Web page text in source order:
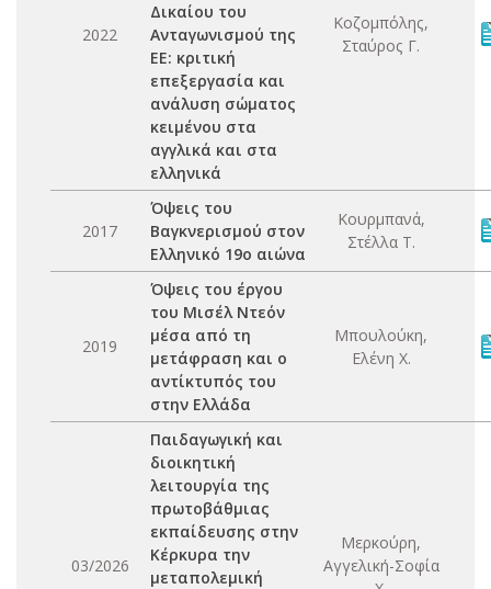
2022
Δικαίου του
Ανταγωνισμού της
ΕΕ: κριτική
επεξεργασία και
ανάλυση σώματος
κειμένου στα
αγγλικά και στα
ελληνικά
Κοζομπόλης,
Σταύρος Γ.
2017
Όψεις του
Βαγκνερισμού στον
Ελληνικό 19ο αιώνα
Κουρμπανά,
Στέλλα Τ.
2019
Όψεις του έργου
του Μισέλ Ντεόν
μέσα από τη
μετάφραση και ο
αντίκτυπός του
στην Ελλάδα
Μπουλούκη,
Ελένη Χ.
03/2026
Παιδαγωγική και
διοικητική
λειτουργία της
πρωτοβάθμιας
εκπαίδευσης στην
Κέρκυρα την
μεταπολεμική
Μερκούρη,
Αγγελική-Σοφία